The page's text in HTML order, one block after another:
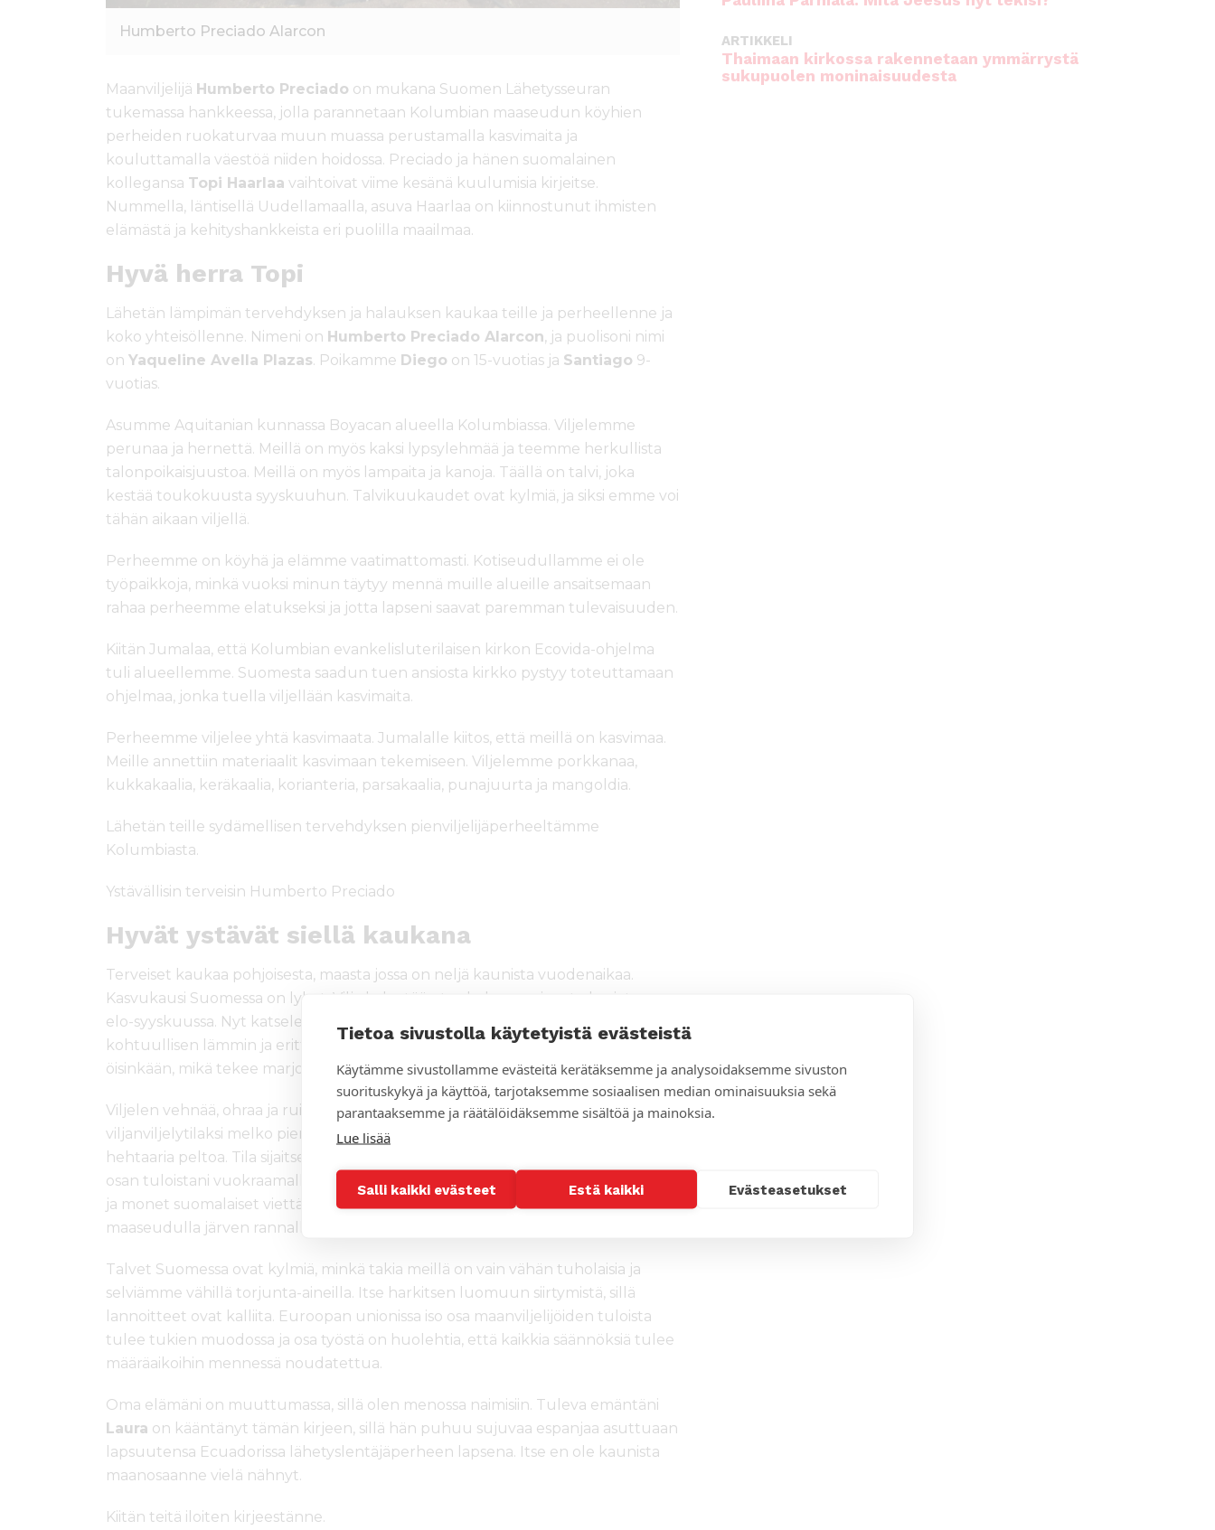
Tietoa sivustolla käytetyistä evästeistä
Käytämme sivustollamme evästeitä kerätäksemme ja analysoidaksemme sivuston
suorituskykyä ja käyttöä, tarjotaksemme sosiaalisen median ominaisuuksia sekä
parantaaksemme ja räätälöidäksemme sisältöä ja mainoksia.
Lue lisää
Salli kaikki evästeet Estä kaikki Evästeasetukset
Humberto Preciado Alarcon
Maanviljelijä Humberto Preciado on mukana Suomen Lähetysseuran
tukemassa hankkeessa, jolla parannetaan Kolumbian maaseudun köyhien
perheiden ruokaturvaa muun muassa perustamalla kasvimaita ja
kouluttamalla väestöä niiden hoidossa. Preciado ja hänen suomalainen
kollegansa Topi Haarlaa vaihtoivat viime kesänä kuulumisia kirjeitse.
Nummella, läntisellä Uudellamaalla, asuva Haarlaa on kiinnostunut ihmisten
elämästä ja kehityshankkeista eri puolilla maailmaa.
Hyvä herra Topi
Lähetän lämpimän tervehdyksen ja halauksen kaukaa teille ja perheellenne ja
koko yhteisöllenne. Nimeni on Humberto Preciado Alarcon, ja puolisoni nimi
on Yaqueline Avella Plazas. Poikamme Diego on 15-vuotias ja Santiago 9-
vuotias.
Asumme Aquitanian kunnassa Boyacan alueella Kolumbiassa. Viljelemme
perunaa ja hernettä. Meillä on myös kaksi lypsylehmää ja teemme herkullista
talonpoikaisjuustoa. Meillä on myös lampaita ja kanoja. Täällä on talvi, joka
kestää toukokuusta syyskuuhun. Talvikuukaudet ovat kylmiä, ja siksi emme voi
tähän aikaan viljellä.
Perheemme on köyhä ja elämme vaatimattomasti. Kotiseudullamme ei ole
työpaikkoja, minkä vuoksi minun täytyy mennä muille alueille ansaitsemaan
rahaa perheemme elatukseksi ja jotta lapseni saavat paremman tulevaisuuden.
Kiitän Jumalaa, että Kolumbian evankelisluterilaisen kirkon Ecovida-ohjelma
tuli alueellemme. Suomesta saadun tuen ansiosta kirkko pystyy toteuttamaan
ohjelmaa, jonka tuella viljellään kasvimaita.
Perheemme viljelee yhtä kasvimaata. Jumalalle kiitos, että meillä on kasvimaa.
Meille annettiin materiaalit kasvimaan tekemiseen. Viljelemme porkkanaa,
kukkakaalia, keräkaalia, korianteria, parsakaalia, punajuurta ja mangoldia.
Lähetän teille sydämellisen tervehdyksen pienviljelijäperheeltämme
Kolumbiasta.
Ystävällisin terveisin Humberto Preciado
Hyvät ystävät siellä kaukana
Terveiset kaukaa pohjoisesta, maasta jossa on neljä kaunista vuodenaikaa.
Kasvukausi Suomessa on lyhyt. Vilja kylvetään toukokuussa ja sato korjataan
elo-syyskuussa. Nyt katselemme, kun vilja kasvaa ja kehittyy. Kesä Suomessa on
kohtuullisen lämmin ja erittäin valoisa. Aurinko ei moneksi tunniksi laske
öisinkään, mikä tekee marjoista, vihanneksista ja yrteistä erittäin maukkaita.
Viljelen vehnää, ohraa ja ruista. Osa pelloista on nurmialueina. Tilani on
viljanviljelytilaksi melko pieni suomalaisessa mittakaavassa, vain noin 50
hehtaaria peltoa. Tila sijaitsee lähellä pääkaupunkia Helsinkiä, minkä takia saan
osan tuloistani vuokraamalla kesämökkejä. Suomi on kaunis maa täynnä järviä
ja monet suomalaiset viettävät vapaa-aikansa mielellään mökkeillen ja saunoen
maaseudulla järven rannalla.
Talvet Suomessa ovat kylmiä, minkä takia meillä on vain vähän tuholaisia ja
selviämme vähillä torjunta-aineilla. Itse harkitsen luomuun siirtymistä, sillä
lannoitteet ovat kalliita. Euroopan unionissa iso osa maanviljelijöiden tuloista
tulee tukien muodossa ja osa työstä on huolehtia, että kaikkia säännöksiä tulee
määräaikoihin mennessä noudatettua.
Oma elämäni on muuttumassa, sillä olen menossa naimisiin. Tuleva emäntäni
Laura on kääntänyt tämän kirjeen, sillä hän puhuu sujuvaa espanjaa asuttuaan
lapsuutensa Ecuadorissa lähetyslentäjäperheen lapsena. Itse en ole kaunista
maanosaanne vielä nähnyt.
Kiitän teitä iloiten kirjeestänne.
ARTIKKELI
Thaimaan kirkossa rakennetaan ymmärrystä
sukupuolen moninaisuudesta